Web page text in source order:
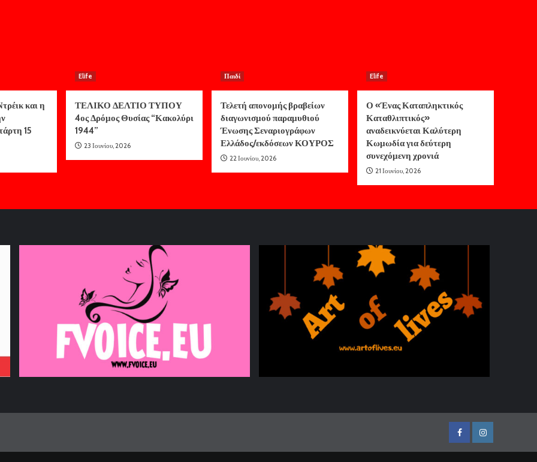
και η
15
Elife
ΤΕΛΙΚΟ ΔΕΛΤΙΟ ΤΥΠΟΥ
4ος Δρόμος Θυσίας “Κακολύρι
1944”
23 Ιουνίου, 2026
Παιδί
Τελετή απονομής βραβείων
διαγωνισμού παραμυθιού
Ένωσης Σεναριογράφων
Ελλάδος/εκδόσεων ΚΟΥΡΟΣ
22 Ιουνίου, 2026
Elife
Ο «Ένας Καταπληκτικός
Καταθλιπτικός»
αναδεικνύεται Καλύτερη
Κωμωδία για δεύτερη
συνεχόμενη χρονιά
21 Ιουνίου, 2026
FacebookInstagram